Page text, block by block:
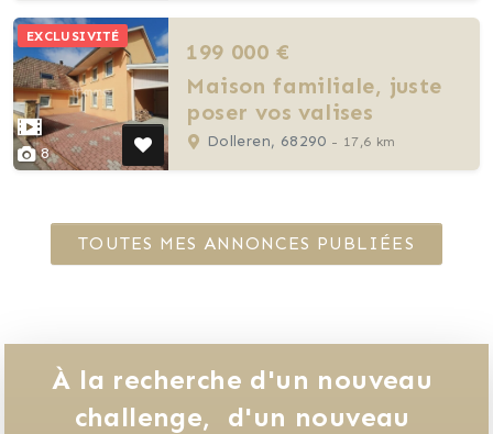
8
EXCLUSIVITÉ
199 000 €
Maison familiale, juste
poser vos valises
Dolleren, 68290 - 17,6 km
TOUTES MES ANNONCES PUBLIÉES
À la recherche d'un nouveau
challenge,
d'un nouveau